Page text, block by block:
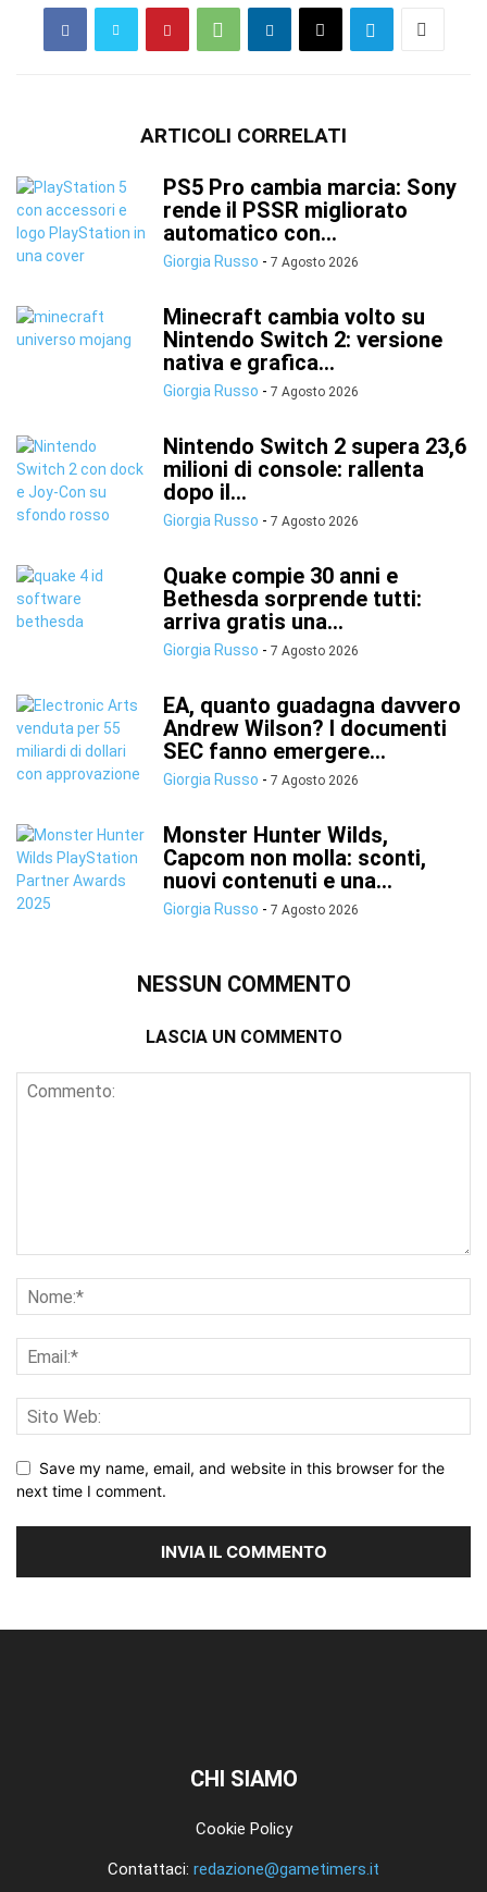
ARTICOLI CORRELATI
PS5 Pro cambia marcia: Sony
rende il PSSR migliorato
automatico con...
Giorgia Russo - 7 Agosto 2026
Minecraft cambia volto su
Nintendo Switch 2: versione
nativa e grafica...
Giorgia Russo - 7 Agosto 2026
Nintendo Switch 2 supera 23,6
milioni di console: rallenta
dopo il...
Giorgia Russo - 7 Agosto 2026
Quake compie 30 anni e
Bethesda sorprende tutti:
arriva gratis una...
Giorgia Russo - 7 Agosto 2026
EA, quanto guadagna davvero
Andrew Wilson? I documenti
SEC fanno emergere...
Giorgia Russo - 7 Agosto 2026
Monster Hunter Wilds,
Capcom non molla: sconti,
nuovi contenuti e una...
Giorgia Russo - 7 Agosto 2026
NESSUN COMMENTO
LASCIA UN COMMENTO
Save my name, email, and website in this browser for the
next time I comment.
CHI SIAMO
Cookie Policy
Contattaci: redazione@gametimers.it